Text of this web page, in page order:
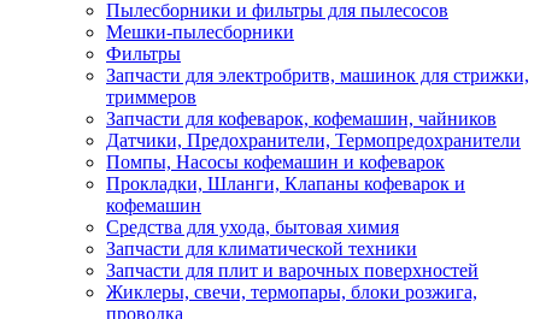
Пылесборники и фильтры для пылесосов
Мешки-пылесборники
Фильтры
Запчасти для электробритв, машинок для стрижки,
триммеров
Запчасти для кофеварок, кофемашин, чайников
Датчики, Предохранители, Термопредохранители
Помпы, Насосы кофемашин и кофеварок
Прокладки, Шланги, Клапаны кофеварок и
кофемашин
Средства для ухода, бытовая химия
Запчасти для климатической техники
Запчасти для плит и варочных поверхностей
Жиклеры, свечи, термопары, блоки розжига,
проводка